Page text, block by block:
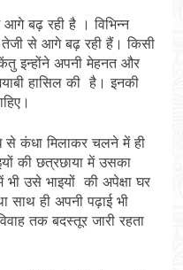
बढ़ रही है । विभिन्न
तेजी से आगे बढ़ रही हैं। किसी
इन्होंने अपनी मेहनत और
हासिल की है। इनकी
से कंधा मिलाकर चलने में ही
की छत्रछाया में उसका
उसे भाइयों की अपेक्षा घर
साथ ही अपनी पढ़ाई भी
तक बदस्तूर जारी रहता